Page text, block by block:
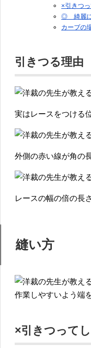
×引きつ
◎ 綺麗に
カーブの
引きつる理由
実はレースをつける
外側の赤い線が角の
レースの幅の倍の長
縫い方
作業しやすいよう端
×引きつって